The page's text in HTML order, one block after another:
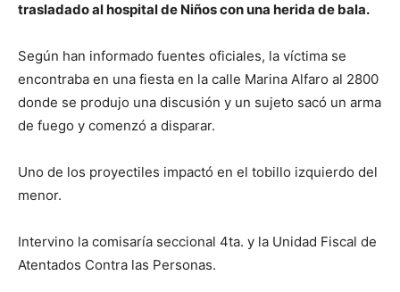
trasladado al hospital de Niños con una herida de bala.
Según han informado fuentes oficiales, la víctima se
encontraba en una fiesta en la calle Marina Alfaro al 2800
donde se produjo una discusión y un sujeto sacó un arma
de fuego y comenzó a disparar.
Uno de los proyectiles impactó en el tobillo izquierdo del
menor.
Intervino la comisaría seccional 4ta. y la Unidad Fiscal de
Atentados Contra las Personas.